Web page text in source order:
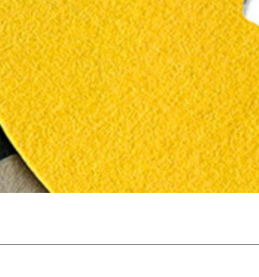
est proposé àPRIX LIBRE.
bien ou d’un service, qui peut être une
attachement aux valeurs de solidarité,
indicatif. De cette manière, vous soutenez